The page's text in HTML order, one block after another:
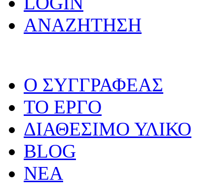
ΑΝΑΖΗΤΗΣΗ
O ΣΥΓΓΡΑΦΕΑΣ
ΤΟ ΕΡΓΟ
ΔΙΑΘΕΣΙΜΟ ΥΛΙΚΟ
BLOG
ΝΕΑ